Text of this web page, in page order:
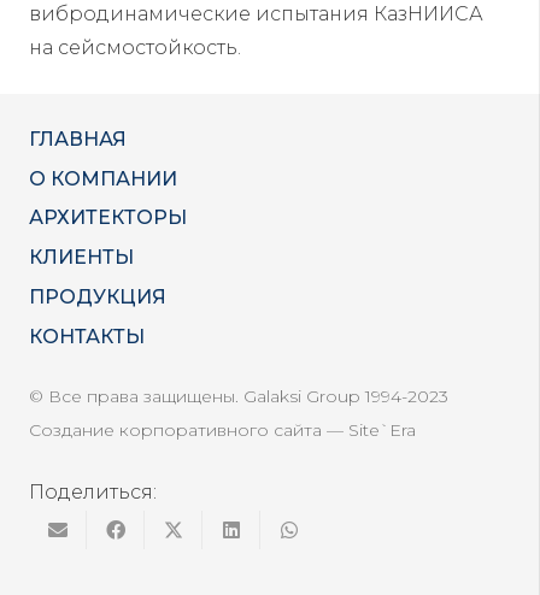
вибродинамические испытания КазНИИСА
на сейсмостойкость.
ГЛАВНАЯ
О КОМПАНИИ
АРХИТЕКТОРЫ
КЛИЕНТЫ
ПРОДУКЦИЯ
КОНТАКТЫ
© Все права защищены. Galaksi Group 1994-2023
Создание корпоративного сайта — Site`Era
Поделиться: